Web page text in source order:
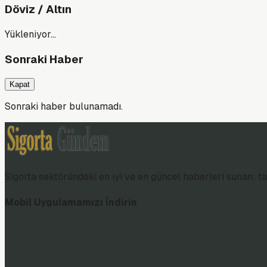
Döviz / Altın
Yükleniyor…
Sonraki Haber
Kapat
Sonraki haber bulunamadı.